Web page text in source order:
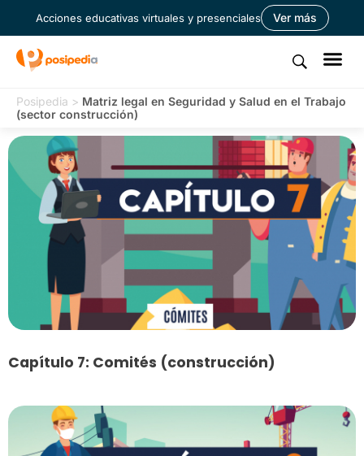
Acciones educativas virtuales y presenciales Ver más
Posipedia > Matriz legal en Seguridad y Salud en el Trabajo
(sector construcción)
Capítulo 7: Comités (construcción)